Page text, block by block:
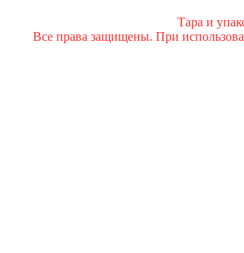
Тара и
Все права защищены. При